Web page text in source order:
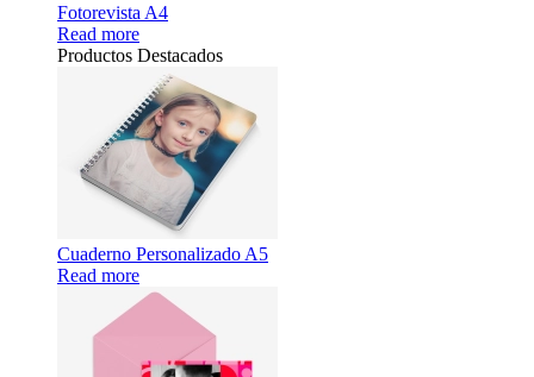
Fotorevista A4
Read more
Productos Destacados
Cuaderno Personalizado A5
Read more